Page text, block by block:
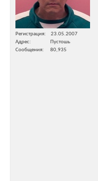
Регистрация
23.05.2007
Адрес
Пустошь
Сообщения
80,935